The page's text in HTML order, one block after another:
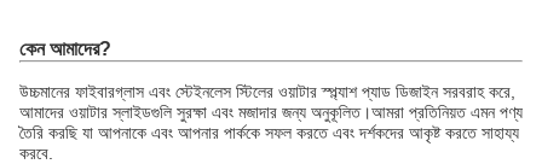
কেন আমাদের?
উচ্চমানের ফাইবারগ্লাস এবং স্টেইনলেস স্টিলের ওয়াটার স্প্ল্যাশ প্যাড ডিজাইন সরবরাহ করে,
আমাদের ওয়াটার স্লাইডগুলি সুরক্ষা এবং মজাদার জন্য অনুকূলিত।আমরা প্রতিনিয়ত এমন পণ্য
তৈরি করছি যা আপনাকে এবং আপনার পার্ককে সফল করতে এবং দর্শকদের আকৃষ্ট করতে সাহায্য
করবে.